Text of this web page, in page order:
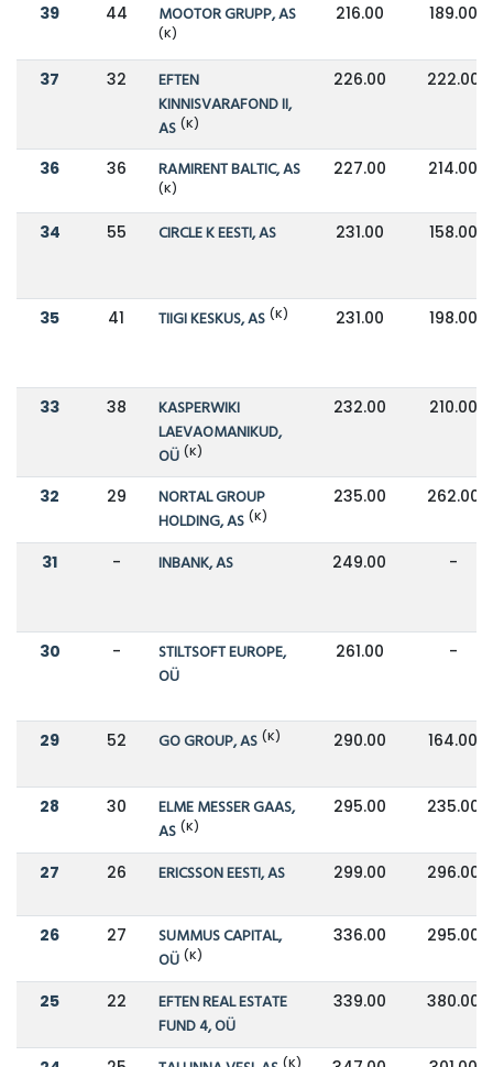
39 44 MOOTOR GRUPP, AS
(K)
216.00 189.00
37 32
EFTEN
KINNISVARAFOND II,
AS (K)
226.00 222.00
36 36 RAMIRENT BALTIC, AS
(K)
227.00 214.00
34 55 CIRCLE K EESTI, AS 231.00 158.00
35 41 TIIGI KESKUS, AS (K) 231.00 198.00
33 38
KASPERWIKI
LAEVAOMANIKUD,
OÜ (K)
232.00 210.00
32 29
NORTAL GROUP
HOLDING, AS (K)
235.00 262.00
31 - INBANK, AS 249.00 -
30 -
STILTSOFT EUROPE,
OÜ
261.00 -
29 52 GO GROUP, AS (K) 290.00 164.00
28 30
ELME MESSER GAAS,
AS (K)
295.00 235.00
27 26 ERICSSON EESTI, AS 299.00 296.00
26 27
SUMMUS CAPITAL,
OÜ (K)
336.00 295.00
25 22
EFTEN REAL ESTATE
FUND 4, OÜ
339.00 380.00
(K)